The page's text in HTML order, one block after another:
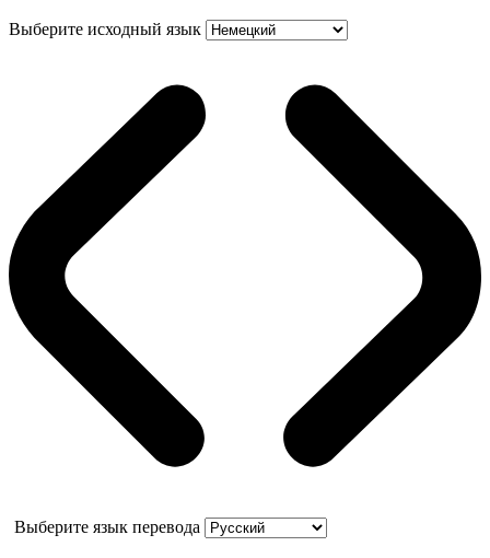
Выберите исходный язык
Выберите язык перевода